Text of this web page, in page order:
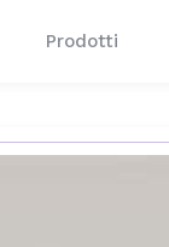
Prodotti